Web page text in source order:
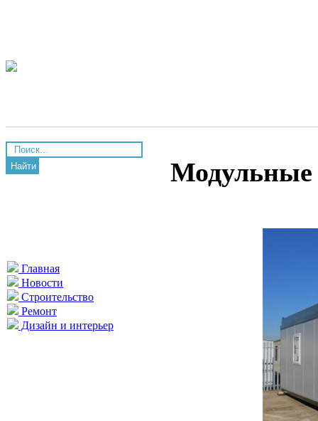
Найти
Главная
Новости
Строительство
Ремонт
Дизайн и интерьер
Модульные